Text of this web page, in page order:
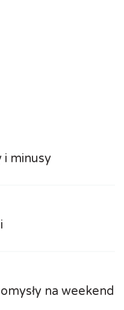
i minusy
na weekend